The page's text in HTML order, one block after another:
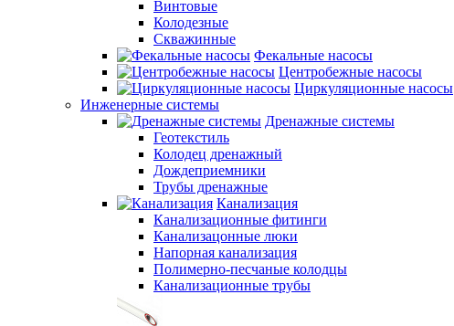
Винтовые
Колодезные
Скважинные
Фекальные насосы
Центробежные насосы
Циркуляционные насосы
Инженерные системы
Дренажные системы
Геотекстиль
Колодец дренажный
Дождеприемники
Трубы дренажные
Канализация
Канализационные фитинги
Канализацонные люки
Напорная канализация
Полимерно-песчаные колодцы
Канализационные трубы